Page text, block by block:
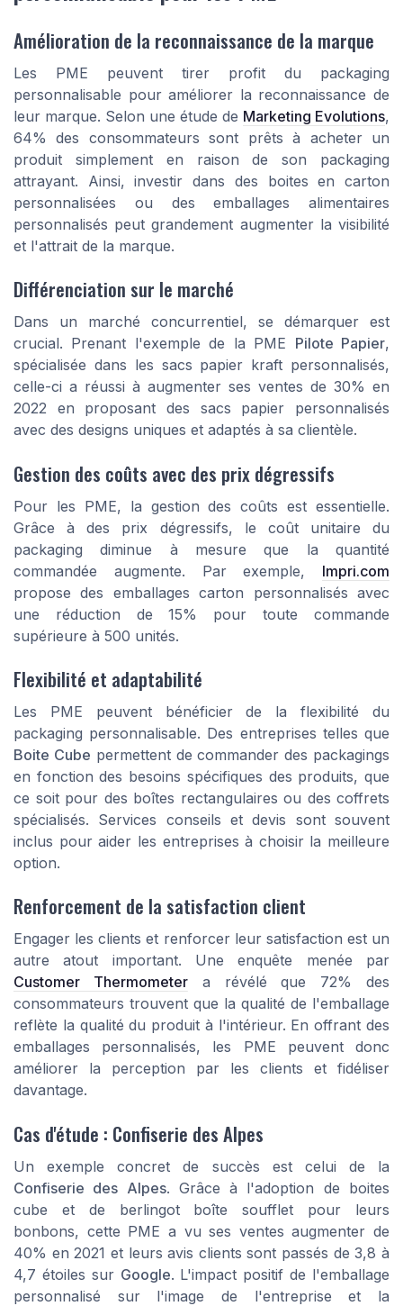
Amélioration de la reconnaissance de la marque
Les PME peuvent tirer profit du packaging
personnalisable pour améliorer la reconnaissance de
leur marque. Selon une étude de Marketing Evolutions,
64% des consommateurs sont prêts à acheter un
produit simplement en raison de son packaging
attrayant. Ainsi, investir dans des boites en carton
personnalisées ou des emballages alimentaires
personnalisés peut grandement augmenter la visibilité
et l'attrait de la marque.
Différenciation sur le marché
Dans un marché concurrentiel, se démarquer est
crucial. Prenant l'exemple de la PME Pilote Papier,
spécialisée dans les sacs papier kraft personnalisés,
celle-ci a réussi à augmenter ses ventes de 30% en
2022 en proposant des sacs papier personnalisés
avec des designs uniques et adaptés à sa clientèle.
Gestion des coûts avec des prix dégressifs
Pour les PME, la gestion des coûts est essentielle.
Grâce à des prix dégressifs, le coût unitaire du
packaging diminue à mesure que la quantité
commandée augmente. Par exemple, Impri.com
propose des emballages carton personnalisés avec
une réduction de 15% pour toute commande
supérieure à 500 unités.
Flexibilité et adaptabilité
Les PME peuvent bénéficier de la flexibilité du
packaging personnalisable. Des entreprises telles que
Boite Cube permettent de commander des packagings
en fonction des besoins spécifiques des produits, que
ce soit pour des boîtes rectangulaires ou des coffrets
spécialisés. Services conseils et devis sont souvent
inclus pour aider les entreprises à choisir la meilleure
option.
Renforcement de la satisfaction client
Engager les clients et renforcer leur satisfaction est un
autre atout important. Une enquête menée par
Customer Thermometera révélé que 72% des
consommateurs trouvent que la qualité de l'emballage
reflète la qualité du produit à l'intérieur. En offrant des
emballages personnalisés, les PME peuvent donc
améliorer la perception par les clients et fidéliser
davantage.
Cas d'étude : Confiserie des Alpes
Un exemple concret de succès est celui de la
Confiserie des Alpes. Grâce à l'adoption de boites
cube et de berlingot boîte soufflet pour leurs
bonbons, cette PME a vu ses ventes augmenter de
40% en 2021 et leurs avis clients sont passés de 3,8 à
4,7 étoiles sur Google. L'impact positif de l'emballage
personnalisé sur l'image de l'entreprise et la